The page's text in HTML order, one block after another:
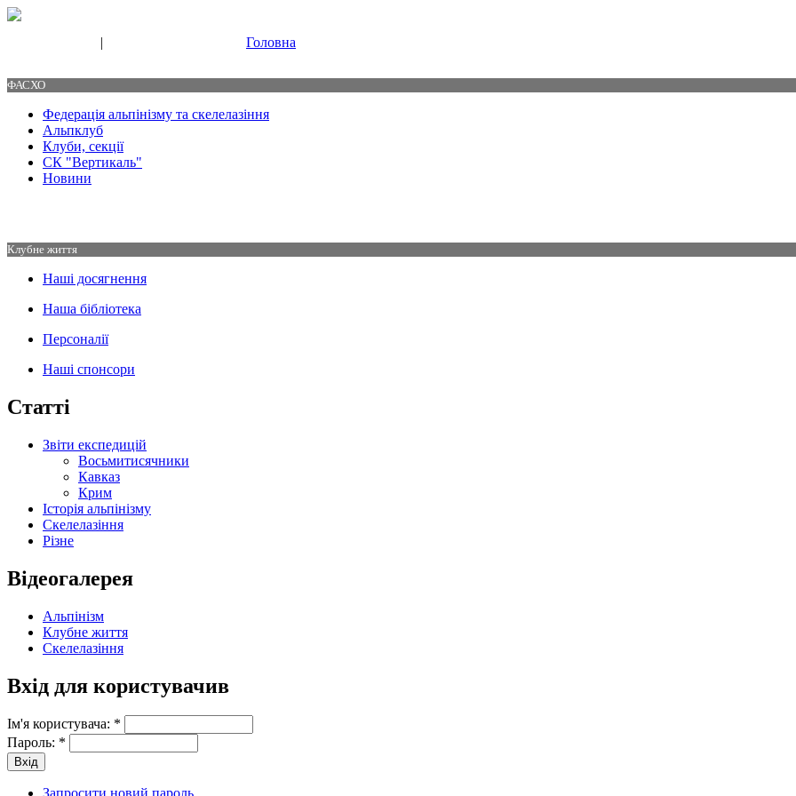
| Головна
ФАСХО
Федерація альпінізму та скелелазіння
Альпклуб
Клуби, секції
СК "Вертикаль"
Новини
Клубне життя
Наші досягнення
Наша бібліотека
Персоналії
Наші спонсори
Статті
Звіти експедицій
Восьмитисячники
Кавказ
Крим
Історія альпінізму
Скелелазіння
Різне
Відеогалерея
Альпінізм
Клубне життя
Скелелазіння
Вхід для користувачив
Ім'я користувача: *
Пароль: *